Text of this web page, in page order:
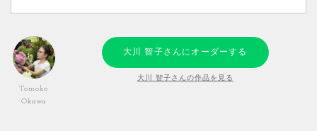
Tomoko
Okawa
大川 智子さんにオーダーする
大川 智子さんの作品を見る